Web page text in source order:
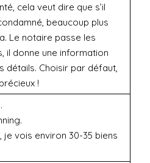
cela veut dire que s’il
beaucoup plus
Le notaire passe les
il donne une information
détails. Choisir par défaut,
!
je vois environ 30-35 biens